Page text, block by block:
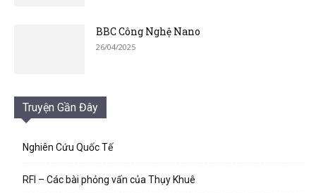
BBC Công Nghệ Nano
26/04/2025
Truyện Gần Đây
Nghiên Cứu Quốc Tế
RFI – Các bài phỏng vấn của Thụy Khuê